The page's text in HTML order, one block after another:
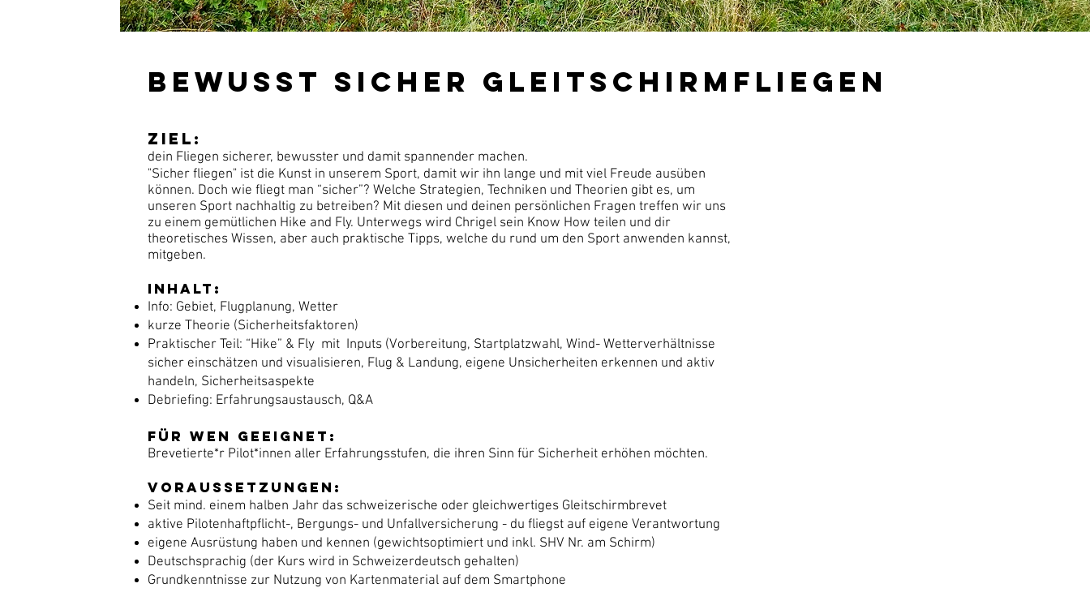
Bewusst sicher Gleitschirmfliegen
Ziel:
dein Fliegen sicherer, bewusster und damit spannender machen.
"Sicher fliegen" ist die Kunst in unserem Sport, damit wir ihn lange und mit viel Freude ausüben
können. Doch wie fliegt man “sicher”? Welche Strategien, Techniken und Theorien gibt es, um
unseren Sport nachhaltig zu betreiben? Mit diesen und deinen persönlichen Fragen treffen wir uns
zu einem gemütlichen Hike and Fly. Unterwegs wird Chrigel sein Know How teilen und dir
theoretisches Wissen, aber auch praktische Tipps, welche du rund um den Sport anwenden kannst,
mitgeben.
Inhalt:
Info: Gebiet, Flugplanung, Wetter
kurze Theorie (Sicherheitsfaktoren)
Praktischer Teil: “Hike” & Fly mit Inputs (Vorbereitung, Startplatzwahl, Wind- Wetterverhältnisse
sicher einschätzen und visualisieren, Flug & Landung, eigene Unsicherheiten erkennen und aktiv
handeln, Sicherheitsaspekte
Debriefing: Erfahrungsaustausch, Q&A
Für wen geeignet:
Brevetierte*r Pilot*innen aller Erfahrungsstufen, die ihren Sinn für Sicherheit erhöhen möchten.
Voraussetzungen:
Seit mind. einem halben Jahr das schweizerische oder gleichwertiges Gleitschirmbrevet
aktive Pilotenhaftpflicht-, Bergungs- und Unfallversicherung - du fliegst auf eigene Verantwortung
eigene Ausrüstung haben und kennen (gewichtsoptimiert und inkl. SHV Nr. am Schirm)
Deutschsprachig (der Kurs wird in Schweizerdeutsch gehalten)
Grundkenntnisse zur Nutzung von Kartenmaterial auf dem Smartphone